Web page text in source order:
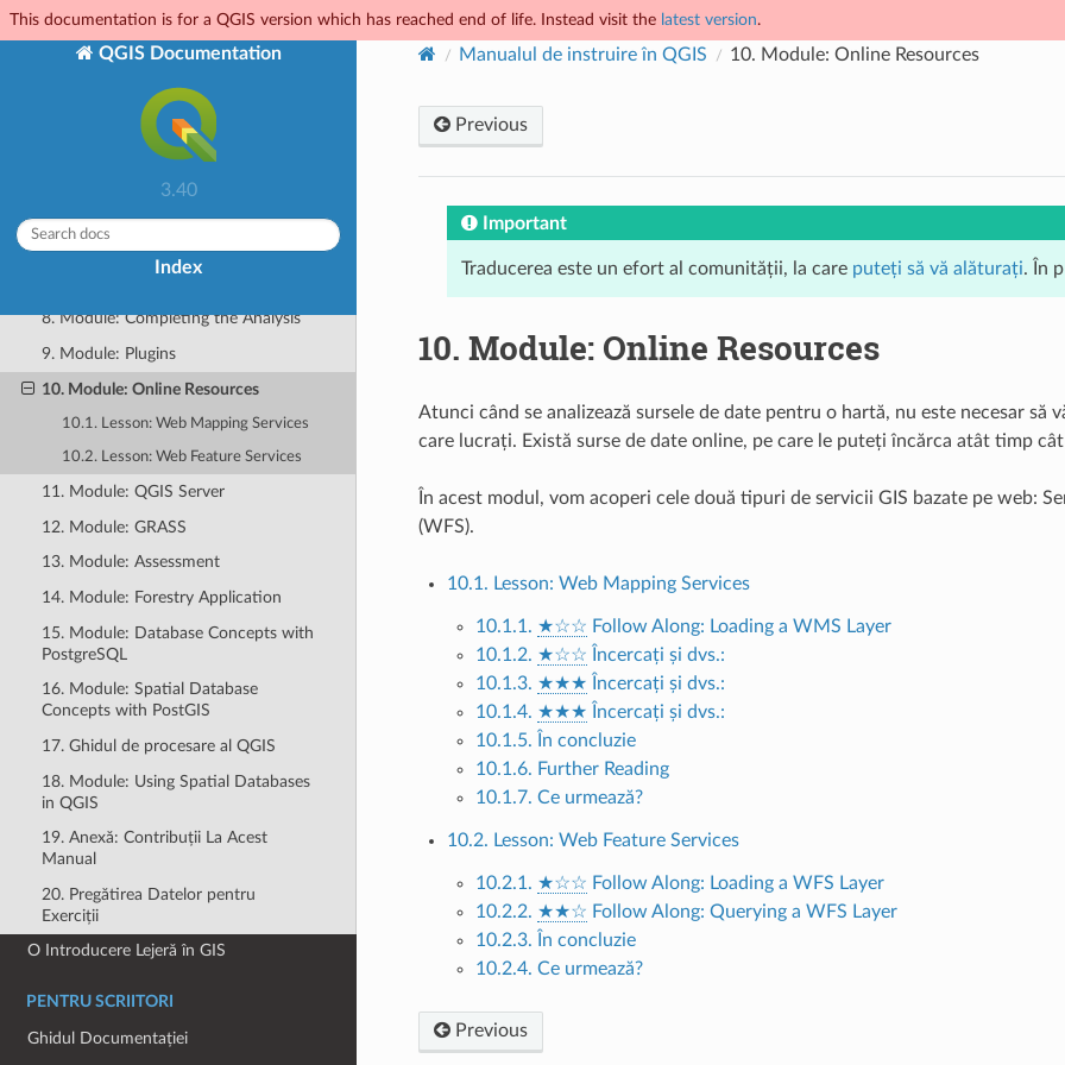
This documentation is for a QGIS version which has reached end of life. Instead visit the latest version.
QGIS Documentation
3.40
Index
Manualul de Instruire
1. Curs Introductiv
2. Modulul;: Crearea și Explorarea
unei Hărți de Bază
3. Module: Classifying Vector Data
6. Module: Vector Analysis
8. Module: Completing the Analysis
9. Module: Plugins
10. Module: Online Resources
10.1. Lesson: Web Mapping Services
10.2. Lesson: Web Feature Services
11. Module: QGIS Server
12. Module: GRASS
13. Module: Assessment
14. Module: Forestry Application
15. Module: Database Concepts with
PostgreSQL
16. Module: Spatial Database
Concepts with PostGIS
17. Ghidul de procesare al QGIS
18. Module: Using Spatial Databases
in QGIS
19. Anexă: Contribuții La Acest
Manual
20. Pregătirea Datelor pentru
Exerciții
O Introducere Lejeră în GIS
PENTRU SCRIITORI
Ghidul Documentației
Manualul de instruire în QGIS 10. Module: Online Resources
Previous
Important
Traducerea este un efort al comunității, la care puteți să vă alăturați. În
10. Module: Online Resources
Atunci când se analizează sursele de date pentru o hartă, nu este necesar
care lucrați. Există surse de date online, pe care le puteți încărca atât timp
În acest modul, vom acoperi cele două tipuri de servicii GIS bazate pe web:
(WFS).
10.1. Lesson: Web Mapping Services
10.1.1. ★☆☆ Follow Along: Loading a WMS Layer
10.1.2. ★☆☆ Încercați și dvs.:
10.1.3. ★★★ Încercați și dvs.:
10.1.4. ★★★ Încercați și dvs.:
10.1.5. În concluzie
10.1.6. Further Reading
10.1.7. Ce urmează?
10.2. Lesson: Web Feature Services
10.2.1. ★☆☆ Follow Along: Loading a WFS Layer
10.2.2. ★★☆ Follow Along: Querying a WFS Layer
10.2.3. În concluzie
10.2.4. Ce urmează?
Previous